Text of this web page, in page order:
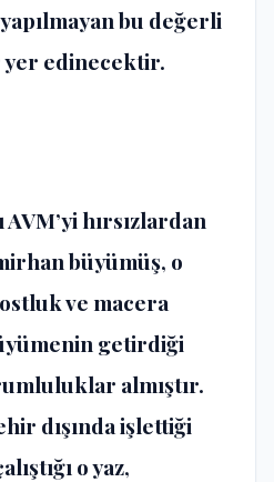
bu değerli
edinecektir.
AVM’yi hırsızlardan
büyümüş, o
ve macera
getirdiği
almıştır.
dışında işlettiği
o yaz,